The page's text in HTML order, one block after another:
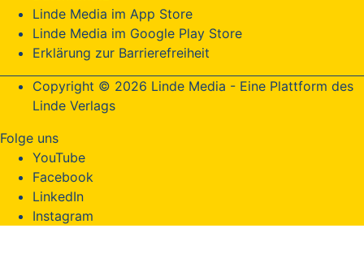
Linde Media im App Store
Linde Media im Google Play Store
Erklärung zur Barrierefreiheit
Copyright © 2026 Linde Media - Eine Plattform des
Linde Verlags
Folge uns
YouTube
Facebook
LinkedIn
Instagram